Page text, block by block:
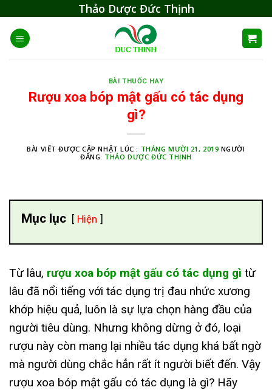
content
Thảo Dược Đức Thịnh
BÀI THUỐC HAY
Rượu xoa bóp mật gấu có tác dụng
gì?
BÀI VIẾT ĐƯỢC CẬP NHẬT LÚC : THÁNG MƯỜI 21, 2019 NGƯỜI
ĐĂNG: THẢO DƯỢC ĐỨC THỊNH
Mục lục Hiện
Từ lâu, rượu xoa bóp mật gấu có tác dụng gì từ
lâu đã nổi tiếng với tác dụng trị đau nhức xương
khớp hiệu quả, luôn là sự lựa chọn hàng đầu của
người tiêu dùng. Nhưng không dừng ở đó, loại
rượu này còn mang lại nhiều tác dụng khá bất ngờ
mà người dùng chắc hẳn rất ít người biết đến. Vậy
rượu xoa bóp mật gấu có tác dụng là gì? Hãy